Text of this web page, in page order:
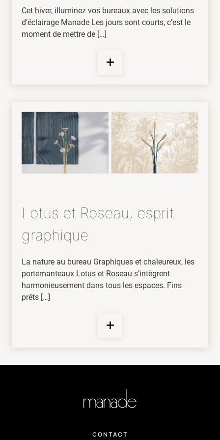
Cet hiver, illuminez vos bureaux avec les solutions
d’éclairage Manade Les jours sont courts, c’est le
moment de mettre de […]
Lotus et Roseau, esprit
graphique
La nature au bureau Graphiques et chaleureux, les
portemanteaux Lotus et Roseau s’intègrent
harmonieusement dans tous les espaces. Fins
prêts […]
CONTACT